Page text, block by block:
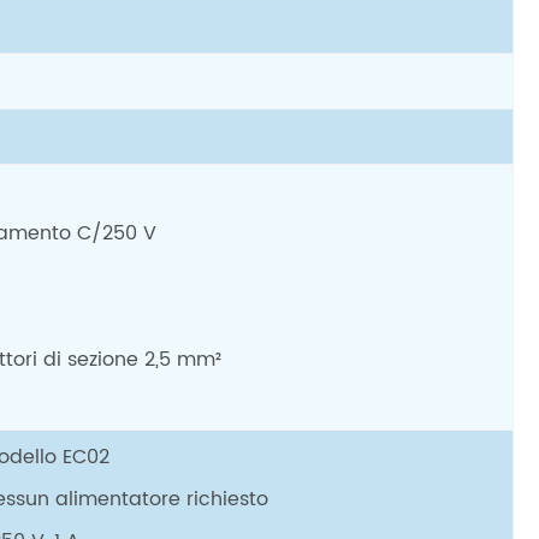
C/250 V
di sezione 2,5 mm²
EC02
alimentatore richiesto